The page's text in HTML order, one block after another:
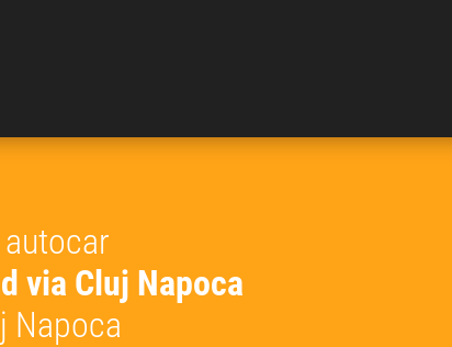
via Cluj Napoca
Napoca